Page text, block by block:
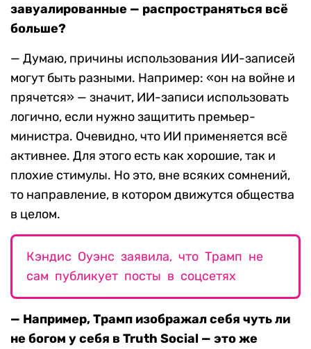
завуалированные — распространяться всё
больше?
— Думаю, причины использования ИИ-записей
могут быть разными. Например: «он на войне и
прячется» — значит, ИИ-записи использовать
логично, если нужно защитить премьер-
министра. Очевидно, что ИИ применяется всё
активнее. Для этого есть как хорошие, так и
плохие стимулы. Но это, вне всяких сомнений,
то направление, в котором движутся общества
в целом.
Кэндис Оуэнс заявила, что Трамп не
сам публикует посты в соцсетях
— Например, Трамп изображал себя чуть ли
не богом у себя в Truth Social — это же